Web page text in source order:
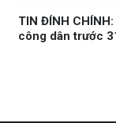
TIN ĐÍNH
công dân trước